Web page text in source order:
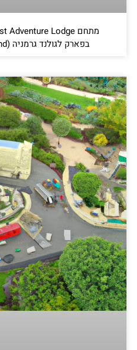
בפארק לגולנד גרמניה (Deutschland) במינכן